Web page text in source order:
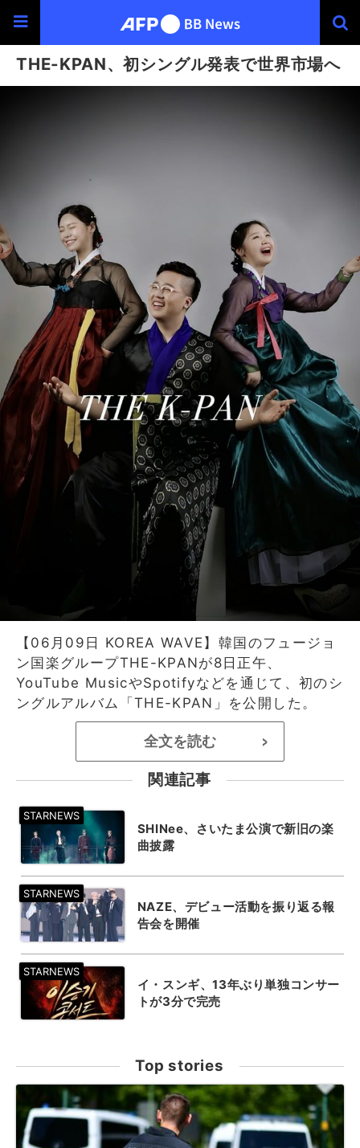
THE-KPAN、初シングル発表で世界市場へ
【06月09日 KOREA WAVE】韓国のフュージョ
ン国楽グループTHE-KPANが8日正午、
YouTube MusicやSpotifyなどを通じて、初のシ
ングルアルバム「THE-KPAN」を公開した。
全文を読む >
関連記事
SHINee、さいたま公演で新旧の楽
曲披露
NAZE、デビュー活動を振り返る報
告会を開催
イ・スンギ、13年ぶり単独コンサー
トが3分で完売
Top stories